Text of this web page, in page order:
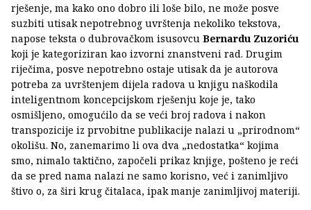
rješenje, ma kako ono dobro ili loše bilo, ne može posve
suzbiti utisak nepotrebnog uvrštenja nekoliko tekstova,
napose teksta o dubrovačkom isusovcu Bernardu Zuzoriću
koji je kategoriziran kao izvorni znanstveni rad. Drugim
riječima, posve nepotrebno ostaje utisak da je autorova
potreba za uvrštenjem dijela radova u knjigu naškodila
inteligentnom koncepcijskom rješenju koje je, tako
osmišljeno, omogućilo da se veći broj radova i nakon
transpozicije iz prvobitne publikacije nalazi u „prirodnom“
okolišu. No, zanemarimo li ova dva „nedostatka“ kojima
smo, nimalo taktično, započeli prikaz knjige, pošteno je reći
da se pred nama nalazi ne samo korisno, već i zanimljivo
štivo o, za širi krug čitalaca, ipak manje zanimljivoj materiji.